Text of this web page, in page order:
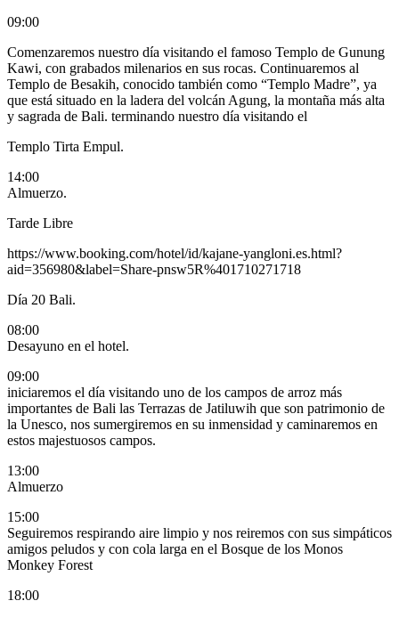
09:00
Comenzaremos nuestro día visitando el famoso Templo de Gunung
Kawi, con grabados milenarios en sus rocas. Continuaremos al
Templo de Besakih, conocido también como “Templo Madre”, ya
que está situado en la ladera del volcán Agung, la montaña más alta
y sagrada de Bali. terminando nuestro día visitando el
Templo Tirta Empul.
14:00
Almuerzo.
Tarde Libre
https://www.booking.com/hotel/id/kajane-yangloni.es.html?
aid=356980&label=Share-pnsw5R%401710271718
Día 20 Bali.
08:00
Desayuno en el hotel.
09:00
iniciaremos el día visitando uno de los campos de arroz más
importantes de Bali las Terrazas de Jatiluwih que son patrimonio de
la Unesco, nos sumergiremos en su inmensidad y caminaremos en
estos majestuosos campos.
13:00
Almuerzo
15:00
Seguiremos respirando aire limpio y nos reiremos con sus simpáticos
amigos peludos y con cola larga en el Bosque de los Monos
Monkey Forest
18:00